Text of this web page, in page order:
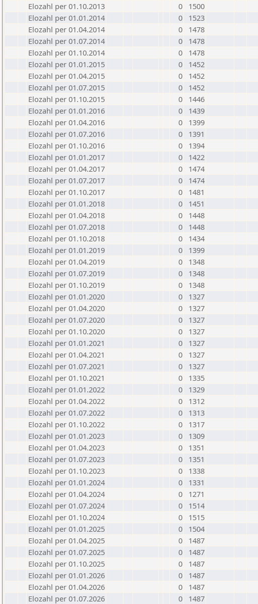
Elozahl per 01.10.2013
0
1500
Elozahl per 01.01.2014
0
1523
Elozahl per 01.04.2014
0
1478
Elozahl per 01.07.2014
0
1478
Elozahl per 01.10.2014
0
1478
Elozahl per 01.01.2015
0
1452
Elozahl per 01.04.2015
0
1452
Elozahl per 01.07.2015
0
1452
Elozahl per 01.10.2015
0
1446
Elozahl per 01.01.2016
0
1439
Elozahl per 01.04.2016
0
1399
Elozahl per 01.07.2016
0
1391
Elozahl per 01.10.2016
0
1394
Elozahl per 01.01.2017
0
1422
Elozahl per 01.04.2017
0
1474
Elozahl per 01.07.2017
0
1474
Elozahl per 01.10.2017
0
1481
Elozahl per 01.01.2018
0
1451
Elozahl per 01.04.2018
0
1448
Elozahl per 01.07.2018
0
1448
Elozahl per 01.10.2018
0
1434
Elozahl per 01.01.2019
0
1399
Elozahl per 01.04.2019
0
1348
Elozahl per 01.07.2019
0
1348
Elozahl per 01.10.2019
0
1348
Elozahl per 01.01.2020
0
1327
Elozahl per 01.04.2020
0
1327
Elozahl per 01.07.2020
0
1327
Elozahl per 01.10.2020
0
1327
Elozahl per 01.01.2021
0
1327
Elozahl per 01.04.2021
0
1327
Elozahl per 01.07.2021
0
1327
Elozahl per 01.10.2021
0
1335
Elozahl per 01.01.2022
0
1329
Elozahl per 01.04.2022
0
1312
Elozahl per 01.07.2022
0
1313
Elozahl per 01.10.2022
0
1317
Elozahl per 01.01.2023
0
1309
Elozahl per 01.04.2023
0
1351
Elozahl per 01.07.2023
0
1351
Elozahl per 01.10.2023
0
1338
Elozahl per 01.01.2024
0
1331
Elozahl per 01.04.2024
0
1271
Elozahl per 01.07.2024
0
1514
Elozahl per 01.10.2024
0
1515
Elozahl per 01.01.2025
0
1504
Elozahl per 01.04.2025
0
1487
Elozahl per 01.07.2025
0
1487
Elozahl per 01.10.2025
0
1487
Elozahl per 01.01.2026
0
1487
Elozahl per 01.04.2026
0
1487
Elozahl per 01.07.2026
0 1487